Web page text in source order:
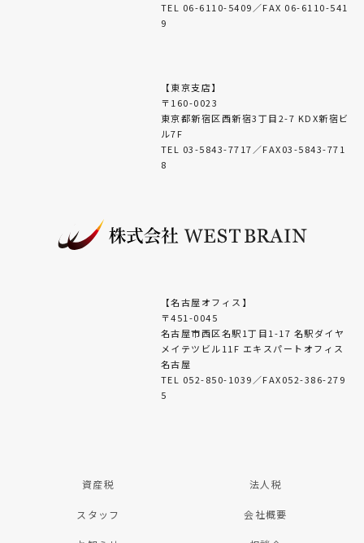
TEL 06-6110-5409／FAX 06-6110-541
9
【東京支店】
〒160-0023
東京都新宿区西新宿3丁目2-7 KDX新宿ビ
ル7F
TEL 03-5843-7717／FAX03-5843-771
8
【名古屋オフィス】
〒451-0045
名古屋市西区名駅1丁目1-17 名駅ダイヤ
メイテツビル11F エキスパートオフィス
名古屋
TEL 052-850-1039／FAX052-386-279
5
資産税 法人税
スタッフ 会社概要